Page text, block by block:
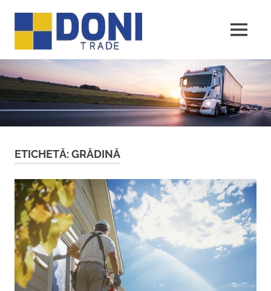
conținut
MENU
ETICHETĂ:GRĂDINĂ